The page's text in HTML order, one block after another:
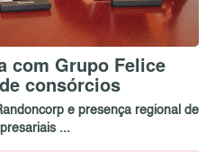
com Grupo Felice
consórcios
e presença regional de
...